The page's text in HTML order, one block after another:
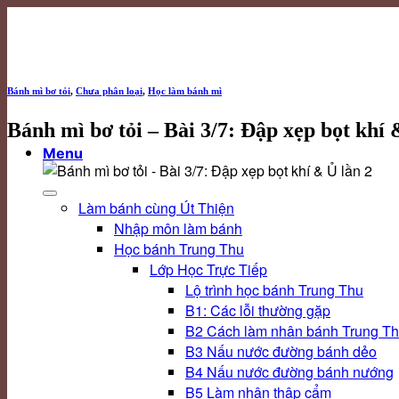
Menu
Làm bánh cùng Út Thiện
Nhập môn làm bánh
Học bánh Trung Thu
Lớp Học Trực Tiếp
Lộ trình học bánh Trung Thu
B1: Các lỗi thường gặp
B2 Cách làm nhân bánh Trung
B3 Nấu nước đường bánh dẻo
B4 Nấu nước đường bánh nướng
B5 Làm nhân thập cẩm
Bánh mì bơ tỏi, Chưa phân loại, Học làm bánh mì
Bánh mì bơ tỏi – Bài 3/7: Đập xẹp bọt khí